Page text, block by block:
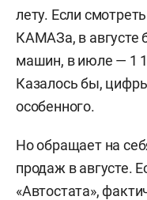
лету. Если
КАМАЗа, в августе
машин, в июле — 1
Казалось бы,
особенного.
Но обращает на
продаж в августе.
«Автостата»,